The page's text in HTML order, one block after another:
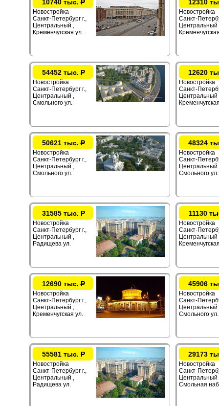
10740 тыс.Р
Новостройка
Санкт-Петербург г.,
Центральный ,
Кременчугская ул.
12310
Новостройка
Санкт-
Центральный
54452 тыс.Р
Новостройка
Санкт-Петербург г.,
Центральный ,
Смольного ул.
12620
Новостройка
Санкт-
Центральный
50621 тыс.Р
Новостройка
Санкт-Петербург г.,
Центральный ,
Смольного ул.
48324
Новостройка
Санкт-
Центральный
Смольного ул.
31585 тыс.Р
Новостройка
Санкт-Петербург г.,
Центральный ,
Радищева ул.
11130
Новостройка
Санкт-
Центральный
12690 тыс.Р
Новостройка
Санкт-Петербург г.,
Центральный ,
Кременчугская ул.
45906
Новостройка
Санкт-
Центральный
Смольного ул.
55581 тыс.Р
Новостройка
Санкт-Петербург г.,
Центральный ,
Радищева ул.
29173
Новостройка
Санкт-
Центральный
Смольная